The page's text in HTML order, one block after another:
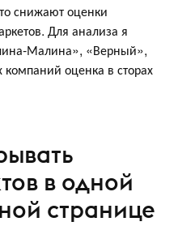
снижают оценки
Для анализа я
Малина», «Верный»,
оценка в сторах
в одной
странице